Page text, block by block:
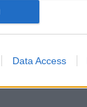
Data Access